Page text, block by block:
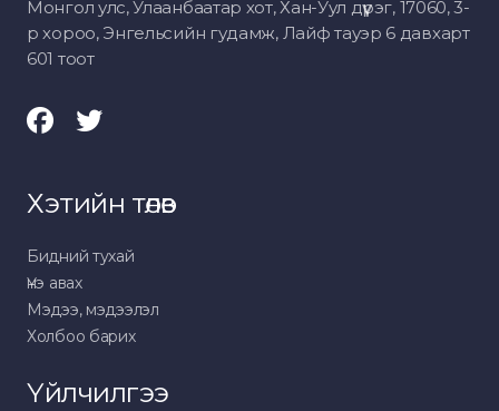
Монгол улс, Улаанбаатар хот, Хан-Уул дүүрэг, 17060, 3-
р хороо, Энгельсийн гудамж, Лайф тауэр 6 давхарт
601 тоот
Хэтийн төлөв
Бидний тухай
Үнэ авах
Мэдээ, мэдээлэл
Холбоо барих
Үйлчилгээ